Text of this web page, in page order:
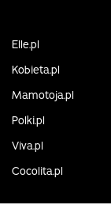
Elle.pl
Kobieta.pl
Mamotoja.pl
Polki.pl
Viva.pl
Cocolita.pl